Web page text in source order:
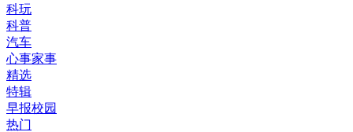
科玩
科普
汽车
心事家事
精选
特辑
早报校园
热门